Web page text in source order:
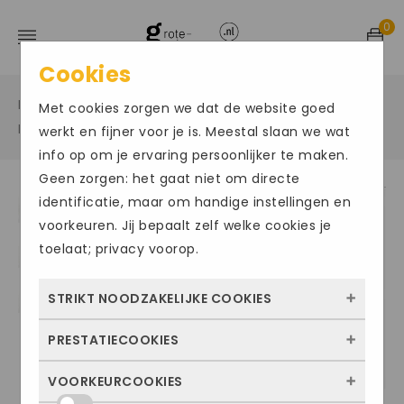
0
Home / Grote maten sportschoenen /
Hockey/kunstgras /
Cookies
Met cookies zorgen we dat de website goed
werkt en fijner voor je is. Meestal slaan we wat
info op om je ervaring persoonlijker te maken.
Geen zorgen: het gaat niet om directe
identificatie, maar om handige instellingen en
voorkeuren. Jij bepaalt zelf welke cookies je
toelaat; privacy voorop.
STRIKT NOODZAKELIJKE COOKIES
Deze cookies zorgen ervoor dat de website
kunnen niet worden uitgezet. Meestal
PRESTATIECOOKIES
Met deze cookies zien we hoe vaak onze
VOORKEURCOOKIES